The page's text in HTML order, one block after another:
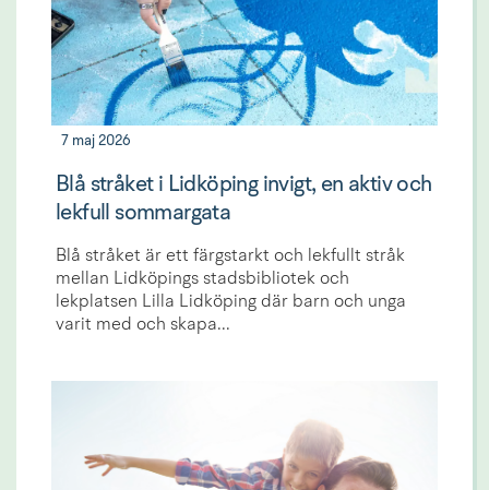
7 maj 2026
Blå stråket i Lidköping invigt, en aktiv och
lekfull sommargata
Blå stråket är ett färgstarkt och lekfullt stråk
mellan Lidköpings stadsbibliotek och
lekplatsen Lilla Lidköping där barn och unga
varit med och skapa...